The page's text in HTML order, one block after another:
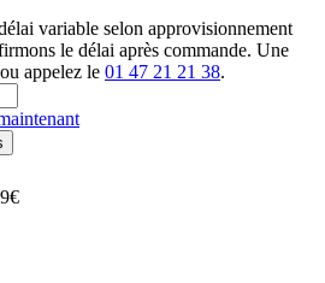
variable selon approvisionnement
le délai après commande. Une
ou appelez le 01 47 21 21 38.